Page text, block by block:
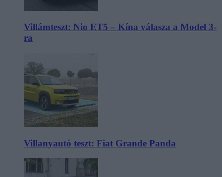
Villámteszt: Nio ET5 – Kína válasza a Model 3-
ra
Villanyautó teszt: Fiat Grande Panda